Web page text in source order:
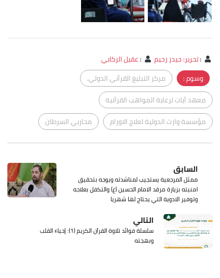
:تحرير: حيدر رحيم :عقيل الركابي
وسوم :
مركز التبليغ القرآني الدولي.
معهد آيات لرعاية المواهب القرآنية
مؤسسة وارث الدولية لعلاج الاورام
محاربي السرطان
السابق
ممثل المرجعية يستجيب لمناشدته ويوجه بتحقيق
امنيته بزيارة مرقد الامام الحسين (ع) والتكفل بعلاجه
وتوفير الادوية التي يحتاج لها شهريا
التالي
سلسلة فوائد تلاوة القرآن الكريم (1): إحياء القلب
وبهجته